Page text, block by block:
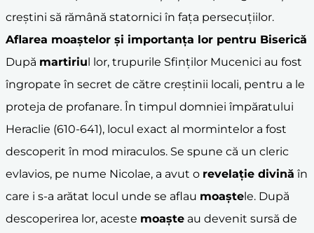
creștini să rămână statornici în fața persecuțiilor.
Aflarea moaștelor și importanța lor pentru Biserică
După martiriul lor, trupurile Sfinților Mucenici au fost
îngropate în secret de către creștinii locali, pentru a le
proteja de profanare. În timpul domniei împăratului
Heraclie (610-641), locul exact al mormintelor a fost
descoperit în mod miraculos. Se spune că un cleric
evlavios, pe nume Nicolae, a avut o revelație divină în
care i s-a arătat locul unde se aflau moaștele. După
descoperirea lor, aceste moaște au devenit sursă de